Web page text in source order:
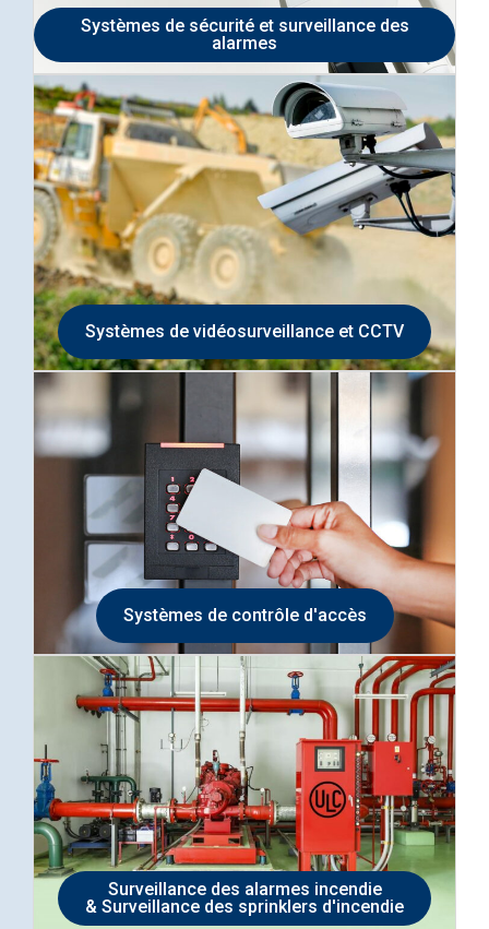
Systèmes de sécurité et surveillance des
alarmes
Systèmes de vidéosurveillance et CCTV
Systèmes de contrôle d'accès
Surveillance des alarmes incendie
& Surveillance des sprinklers d'incendie